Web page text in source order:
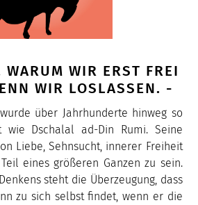
WIR ERST FREI
WIR LOSLASSEN. -
über Jahrhunderte hinweg so
wie Dschalal ad-Din Rumi. Seine
Liebe, Sehnsucht, innerer Freiheit
eines größeren Ganzen zu sein.
steht die Überzeugung, dass
zu sich selbst findet, wenn er die